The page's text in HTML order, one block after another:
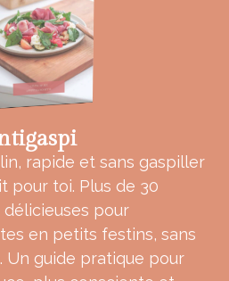
rapide et sans gaspiller
pour toi. Plus de 30
pour
en petits festins, sans
Un guide pratique pour